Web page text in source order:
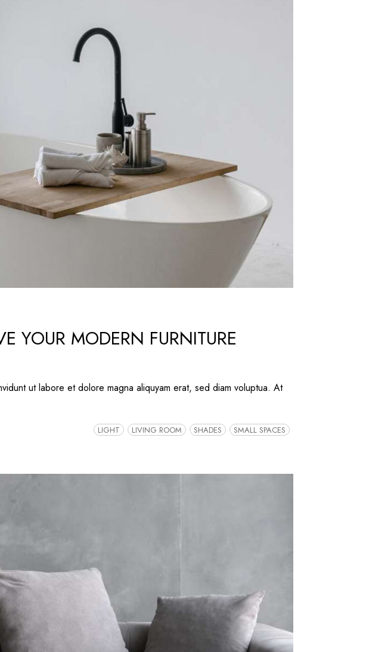
YOUR MODERN FURNITURE
ut labore et dolore magna aliquyam erat, sed diam voluptua. At
LIGHT LIVING ROOM SHADES SMALL SPACES